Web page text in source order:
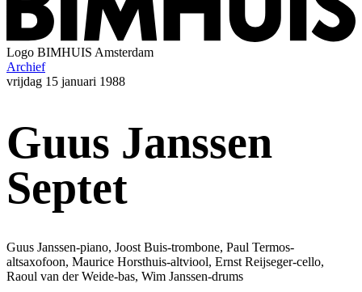
Logo BIMHUIS Amsterdam
Archief
vrijdag 15 januari 1988
Guus Janssen
Septet
Guus Janssen-piano, Joost Buis-trombone, Paul Termos-
altsaxofoon, Maurice Horsthuis-altviool, Ernst Reijseger-cello,
Raoul van der Weide-bas, Wim Janssen-drums